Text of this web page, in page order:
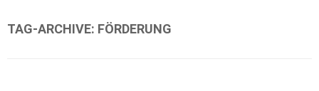
TAG-ARCHIVE: FÖRDERUNG